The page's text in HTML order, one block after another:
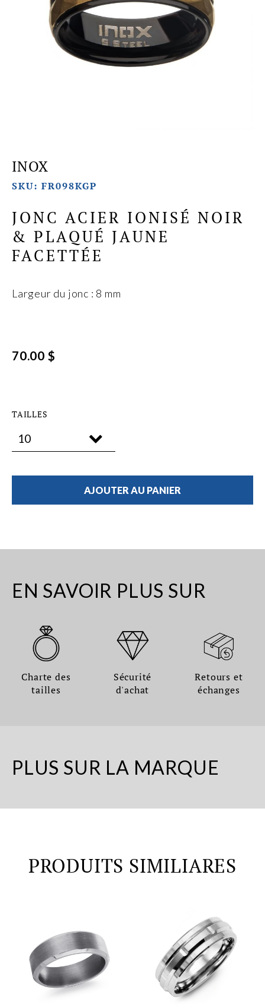
INOX
SKU: FR098KGP
JONC ACIER IONISÉ NOIR
& PLAQUÉ JAUNE
FACETTÉE
Largeur du jonc : 8 mm
70.00 $
TAILLES
AJOUTER AU PANIER
EN SAVOIR PLUS SUR
Charte des
tailles
Sécurité
d'achat
Retours et
échanges
PLUS SUR LA MARQUE
PRODUITS SIMILIARES